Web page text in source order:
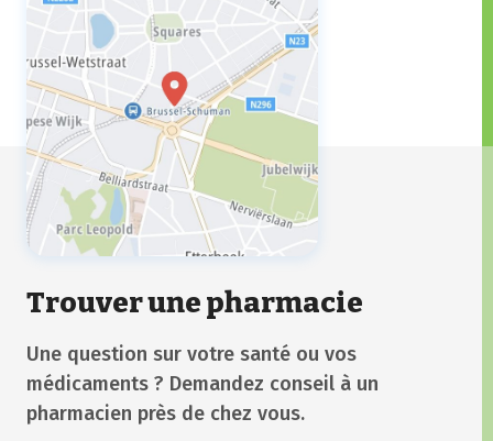
Trouver une pharmacie
Une question sur votre santé ou vos
médicaments ? Demandez conseil à un
pharmacien près de chez vous.